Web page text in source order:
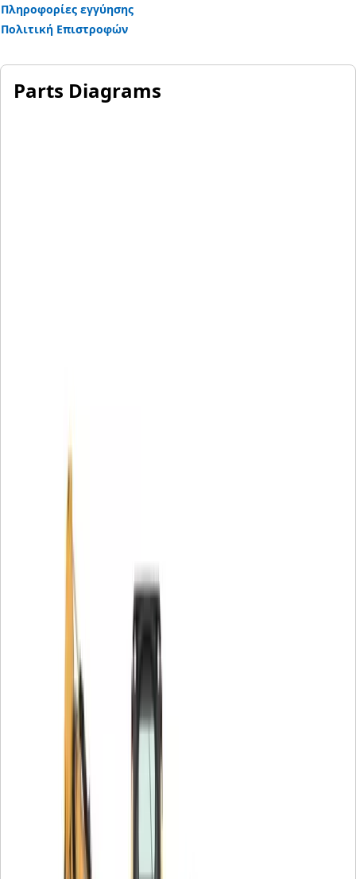
Πληροφορίες εγγύησης
Πολιτική Επιστροφών
Parts Diagrams